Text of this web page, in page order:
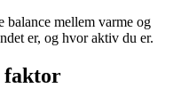
balance mellem varme og
er, og hvor aktiv du er.
faktor